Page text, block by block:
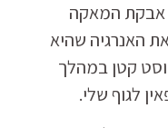
אבקת המאקה
האנרגיה שהיא
קטן במהלך
לגוף שלי.